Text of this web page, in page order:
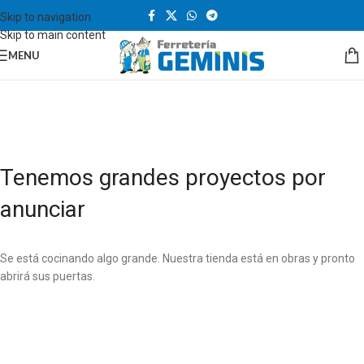
Skip to navigation
Skip to main content
MENU
Tenemos grandes proyectos por
anunciar
Se está cocinando algo grande. Nuestra tienda está en obras y pronto
abrirá sus puertas.